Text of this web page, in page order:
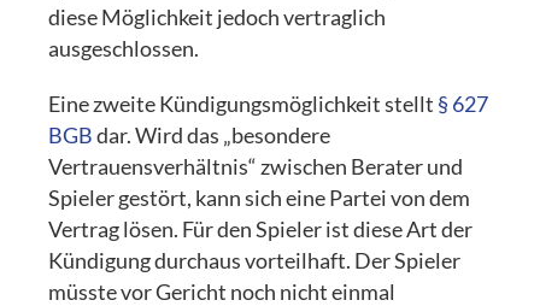
diese Möglichkeit jedoch vertraglich
ausgeschlossen.
Eine zweite Kündigungsmöglichkeit stellt § 627
BGBdar. Wird das „besondere
Vertrauensverhältnis“ zwischen Berater und
Spieler gestört, kann sich eine Partei von dem
Vertrag lösen. Für den Spieler ist diese Art der
Kündigung durchaus vorteilhaft. Der Spieler
müsste vor Gericht noch nicht einmal